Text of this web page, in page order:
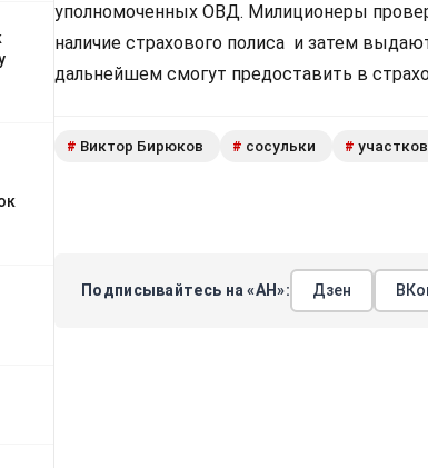
уполномоченных ОВД. Милиционеры
наличие страхового полиса и затем
дальнейшем смогут предоставить в
# Виктор Бирюков # сосульки #
Подписывайтесь на «АН»: Дзен